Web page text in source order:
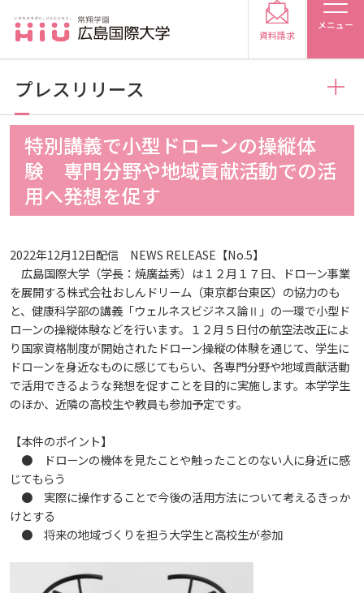
メニュー
受験生の方
受験生の保護者の方
在学生の方 卒業生の方
保護者の方 採用担当の方
大学紹介
広島国際大学の概要
建学の精神
教育の特色
将来像
情報の公表
教育研究上の目的・基本組織について
研究者要覧
規定
規定・教育課程・シラバス
施設案内
入試情報
入試最新情報
入試概要
職の種BOOK
学部
保健医療学部
総合リハビリテーション学部
大学院・専攻科
医療科学研究科
就職・キャリア支援
資料請求
特別講義で小型ドローンの操縦体
験 専門分野や地域貢献活動での活
用へ発想を促す
2022年12月12日配信 NEWS RELEASE【No.5】
広島国際大学（学長：焼廣益秀）は１２月１７日、ドローン事業
を展開する株式会社おしんドリーム（東京都台東区）の協力のも
と、健康科学部の講義「ウェルネスビジネス論Ⅱ」の一環で小型ド
ローンの操縦体験などを行います。１２月５日付の航空法改正によ
り国家資格制度が開始されたドローン操縦の体験を通じて、学生に
ドローンを身近なものに感じてもらい、各専門分野や地域貢献活動
で活用できるような発想を促すことを目的に実施します。本学学生
のほか、近隣の高校生や教員も参加予定です。
【本件のポイント】
● ドローンの機体を見たことや触ったことのない人に身近に感
じてもらう
● 実際に操作することで今後の活用方法について考えるきっか
けとする
● 将来の地域づくりを担う大学生と高校生が参加
プレスリリース
お知らせ
2026
2024
2023
2022
2021
2017
トピックス
2025
2024
2023
2022
2021
2026
2025
2024
2023
2022
プレスリリース
2026
2025
2024
2023
学生の活動
2026
2025
2024
教職員の活動
2026
2025
高大連携
2025
イベント